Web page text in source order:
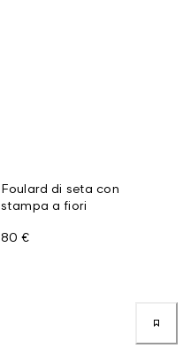
Foulard di seta con
stampa a fiori
80 €